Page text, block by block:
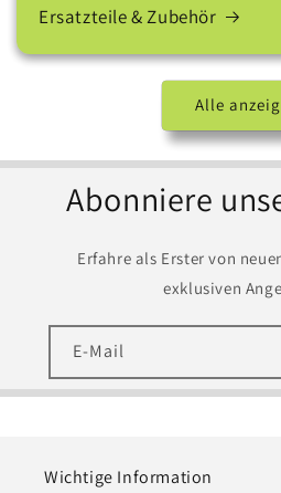
Ersatzteile & Zubehör
Alle
Abonniere
Erfahre als Erster von
exklusiven
E-Mail
Wichtige Information